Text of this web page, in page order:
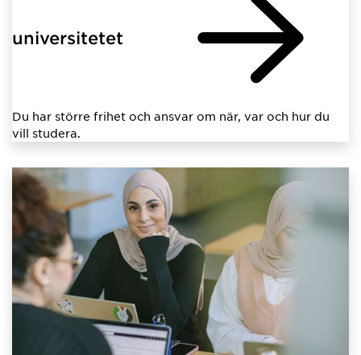
universitetet
Du har större frihet och ansvar om när, var och hur du
vill studera.